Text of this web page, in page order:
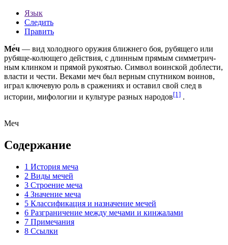
Язык
Следить
Править
Ме́ч — вид хо­лод­но­го ору­жия ближ­не­го боя, ру­бя­ще­го или
ру­бя­ще-ко­лю­ще­го дей­ст­вия, с длин­ным пря­мым сим­мет­рич­
ным клин­ком и пря­мой ру­ко­ятью. Символ воинской доблести,
власти и чести. Веками меч был верным спутником воинов,
играл ключевую роль в сражениях и оставил свой след в
истории, мифологии и культуре разных народов[1] .
Меч
Содержание
1 История меча
2 Виды мечей
3 Строение меча
4 Значение меча
5 Классификация и назначение мечей
6 Разграничение между мечами и кинжалами
7 Примечания
8 Ссылки